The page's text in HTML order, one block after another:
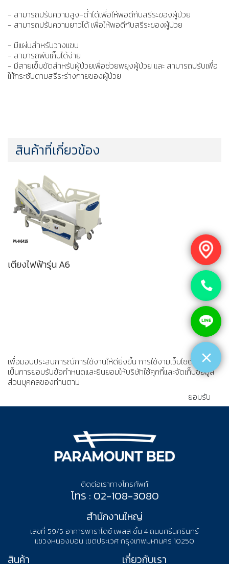
- สามารถปรับความสูง-ต่ำได้เพื่อให้พอดีกับสรีระของผู้ป่วย
- สามารถปรับความยาวได้ เพื่อให้พอดีกับสรีระของผู้ป่วย
- มีแผ่นสำหรับวางแขน
- สามารถพับเก็บได้ง่าย
- มีสายเข็มขัดสำหรับผู้ป่วยเพื่อช่วยพยุงผู้ป่วย และ สามารถปรับเพื่อ
ให้กระชับตามสรีระร่างกายของผู้ป่วย
สินค้าที่เกี่ยวข้อง
เตียงไฟฟ้ารุ่น A6
เพื่อมอบประสบการณ์การใช้งานให้ดียิ่งขึ้น การใช้งามเว็บไซต์นี้
เป็นการยอมรับข้อกำหนดและยินยอมให้บริษัทใช้คุกกี้และจัดเก็บข้อมูล
ส่วนบุคคลของท่านตาม
ยอมรับ
ติดต่อเราทางโทรศัพท์
โทร : 02-108-3080
สำนักงานใหญ่
เลขที่ 59/5 อาคารพาราไดซ์ เพลส ชั้น 4 ถนนศรีนครินทร์
แขวงหนองบอน เขตประเวศ กรุงเทพมหานคร 10250
สินค้า เกี่ยวกับเรา